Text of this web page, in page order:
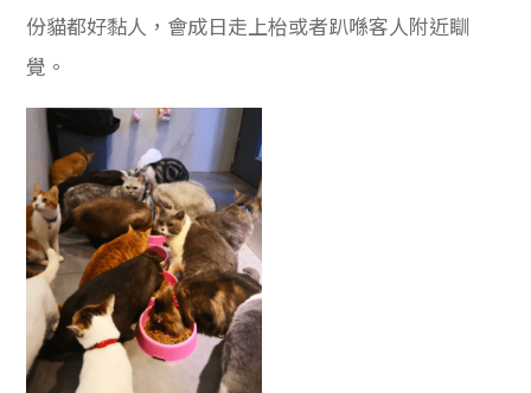
份貓都好黏人，會成日走上枱或者趴喺客人附近瞓
覺。